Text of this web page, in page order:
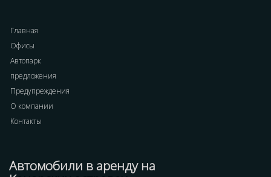
Главная
Офисы
Автопарк
предложения
Предупреждения
О компании
Контакты
Автомобили в аренду на